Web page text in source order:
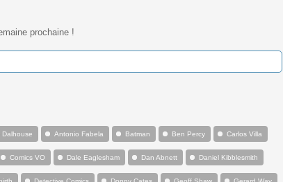
prochaine !
Dalhouse Antonio Fabela Batman Ben Percy Carlos Villa
Comics VO Dale Eaglesham Dan Abnett Daniel Kibblesmith